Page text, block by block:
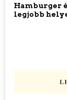
Hamburger
legjobb